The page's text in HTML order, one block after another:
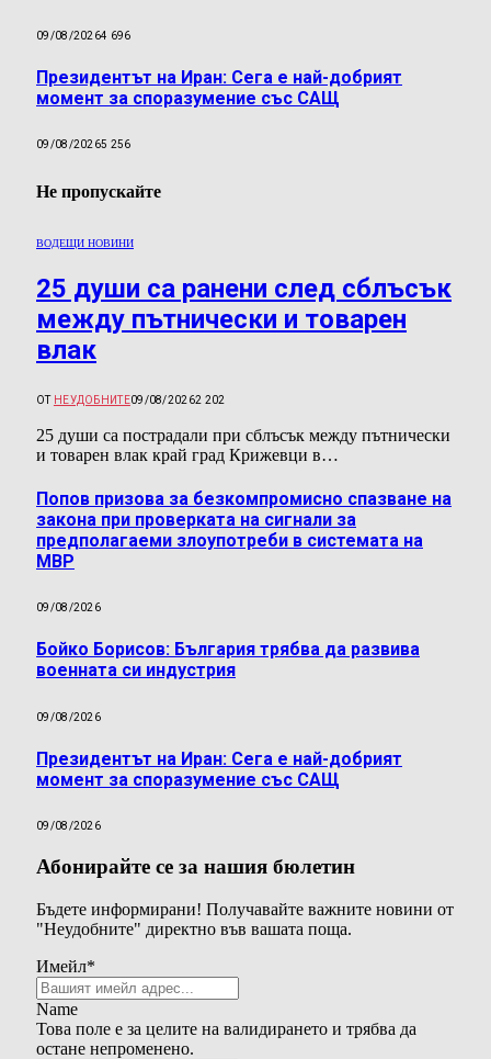
09/08/20264 696
Президентът на Иран: Сега е най-добрият
момент за споразумение със САЩ
09/08/20265 256
Не пропускайте
ВОДЕЩИ НОВИНИ
25 души са ранени след сблъсък
между пътнически и товарен
влак
ОТ НЕУДОБНИТЕ09/08/20262 202
25 души са пострадали при сблъсък между пътнически
и товарен влак край град Крижевци в…
Попов призова за безкомпромисно спазване на
закона при проверката на сигнали за
предполагаеми злоупотреби в системата на
МВР
09/08/2026
Бойко Борисов: България трябва да развива
военната си индустрия
09/08/2026
Президентът на Иран: Сега е най-добрият
момент за споразумение със САЩ
09/08/2026
Абонирайте се за нашия бюлетин
Бъдете информирани! Получавайте важните новини от
"Неудобните" директно във вашата поща.
Имейл*
Name
Това поле е за целите на валидирането и трябва да
остане непроменено.